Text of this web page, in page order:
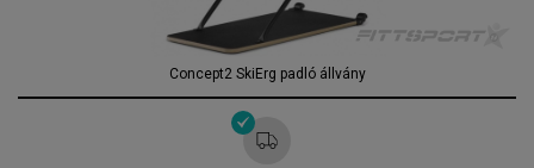
Concept2 SkiErg padló állvány